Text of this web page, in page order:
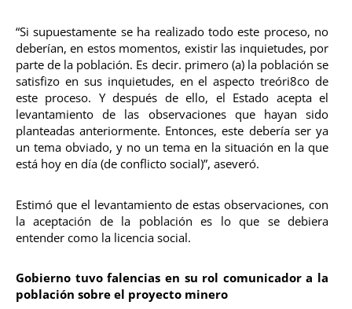
“Si supuestamente se ha realizado todo este proceso, no
deberían, en estos momentos, existir las inquietudes, por
parte de la población. Es decir. primero (a) la población se
satisfizo en sus inquietudes, en el aspecto treóri8co de
este proceso. Y después de ello, el Estado acepta el
levantamiento de las observaciones que hayan sido
planteadas anteriormente. Entonces, este debería ser ya
un tema obviado, y no un tema en la situación en la que
está hoy en día (de conflicto social)”, aseveró.
Estimó que el levantamiento de estas observaciones, con
la aceptación de la población es lo que se debiera
entender como la licencia social.
Gobierno tuvo falencias en su rol comunicador a la
población sobre el proyecto minero